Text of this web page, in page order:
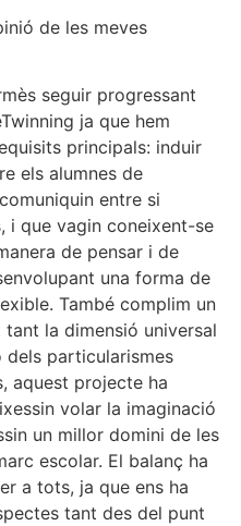
de les meves
seguir progressant
ja que hem
principals: induir
els alumnes de
entre si
i que vagin coneixent-se
de pensar i de
una forma de
També complim un
la dimensió universal
dels particularismes
aquest projecte ha
volar la imaginació
un millor domini de les
escolar. El balanç ha
a tots, ja que ens ha
tant des del punt